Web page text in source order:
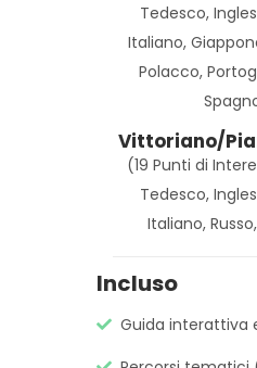
Tedesco,
Italiano,
Polacco,
Vittoriano/
(19 Punti di
Tedesco,
Italiano,
Incluso
Guida interattiva